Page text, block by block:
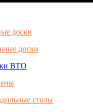
доски
доски
ВТО
столы